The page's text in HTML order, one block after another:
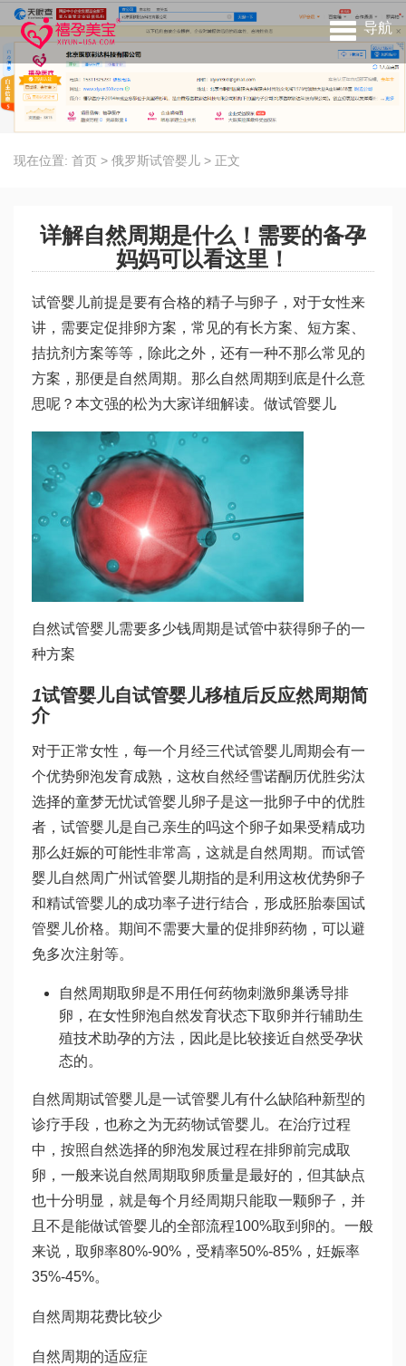
导航
现在位置: 首页 > 俄罗斯试管婴儿 > 正文
详解自然周期是什么！需要的备孕
妈妈可以看这里！
试管婴儿前提是要有合格的精子与卵子，对于女性来
讲，需要定促排卵方案，常见的有长方案、短方案、
拮抗剂方案等等，除此之外，还有一种不那么常见的
方案，那便是自然周期。那么自然周期到底是什么意
思呢？本文强的松为大家详细解读。 做试管婴儿
自然试管婴儿需要多少钱周期是试管中获得卵子的一
种方案
1试管婴儿自试管婴儿移植后反应然周期简
介
对于正常女性，每一个月经三代试管婴儿周期会有一
个优势卵泡发育成熟，这枚自然经雪诺酮历优胜劣汰
选择的童梦无忧试管婴儿卵子是这一批卵子中的优胜
者， 试管婴儿是自己亲生的吗这个卵子如果受精成功
那么妊娠的可能性非常高，这就是自然周期。而试管
婴儿自然周 广州试管婴儿期指的是利用这枚优势卵子
和精试管婴儿的成功率子进行结合，形成胚胎泰国试
管婴儿价格。期间不需要大量的促排卵药物，可以避
免多次注射等。
自然周期取卵是不用任何药物刺激卵巢诱导排
卵，在女性卵泡自然发育状态下取卵并行辅助生
殖技术助孕的方法，因此是比较接近自然受孕状
态的。
自然周期试管婴儿是一试管婴儿有什么缺陷种新型的
诊疗手段，也称之为无药物试管婴儿。在治疗过程
中，按照自然选择的卵泡发展过程在排卵前完成取
卵，一般来说自然周期取卵质量是最好的，但其缺点
也十分明显，就是每个月经周期只能取一颗卵子，并
且不是能做试管婴儿的全部流程100%取到卵的。一般
来说，取卵率80%-90%，受精率50%-85%，妊娠率
35%-45%。
自然周期花费比较少
自然周期的适应症